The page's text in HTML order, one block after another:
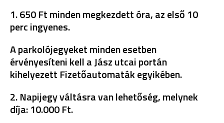
1. 650 Ft minden megkezdett óra, az első 10
perc ingyenes.
A parkolójegyeket minden esetben
érvényesíteni kell a Jász utcai portán
kihelyezett Fizetőautomaták egyikében.
2. Napijegy váltásra van lehetőség, melynek
díja: 10.000 Ft.